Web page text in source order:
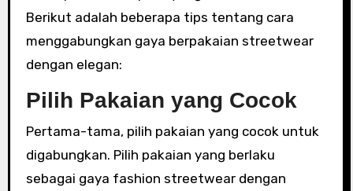
Berikut adalah beberapa tips tentang cara
menggabungkan gaya berpakaian streetwear
dengan elegan:
Pilih Pakaian yang Cocok
Pertama-tama, pilih pakaian yang cocok untuk
digabungkan. Pilih pakaian yang berlaku
sebagai gaya fashion streetwear dengan